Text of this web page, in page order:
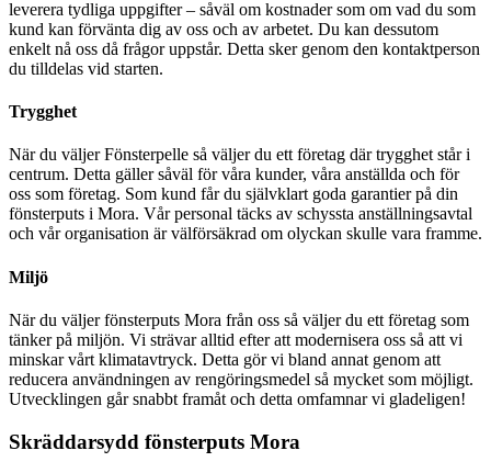
leverera tydliga uppgifter – såväl om kostnader som om vad du som
kund kan förvänta dig av oss och av arbetet. Du kan dessutom
enkelt nå oss då frågor uppstår. Detta sker genom den kontaktperson
du tilldelas vid starten.
Trygghet
När du väljer Fönsterpelle så väljer du ett företag där trygghet står i
centrum. Detta gäller såväl för våra kunder, våra anställda och för
oss som företag. Som kund får du självklart goda garantier på din
fönsterputs i Mora. Vår personal täcks av schyssta anställningsavtal
och vår organisation är välförsäkrad om olyckan skulle vara framme.
Miljö
När du väljer fönsterputs Mora från oss så väljer du ett företag som
tänker på miljön. Vi strävar alltid efter att modernisera oss så att vi
minskar vårt klimatavtryck. Detta gör vi bland annat genom att
reducera användningen av rengöringsmedel så mycket som möjligt.
Utvecklingen går snabbt framåt och detta omfamnar vi gladeligen!
Skräddarsydd fönsterputs Mora